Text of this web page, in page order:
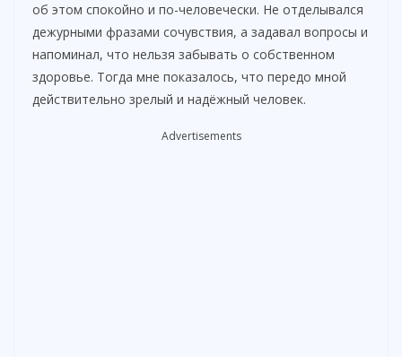
об этом спокойно и по-человечески. Не отделывался
дежурными фразами сочувствия, а задавал вопросы и
напоминал, что нельзя забывать о собственном
здоровье. Тогда мне показалось, что передо мной
действительно зрелый и надёжный человек.
Advertisements